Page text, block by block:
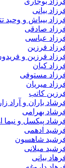
و وحید تتورا
و فریدون آسرایی
و آراد زارعی
و نیما اهورا